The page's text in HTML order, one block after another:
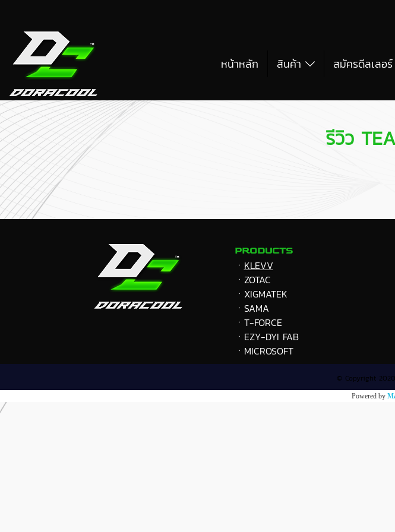
หน้าหลัก สินค้า สมัครดีลเลอร์
รีวิว
PRODUCTS
ㆍ KLEVV
ㆍZOTAC
ㆍXIGMATEK
ㆍ SAMA
ㆍT-FORCE
ㆍEZY-DYI FAB
ㆍMICROSOFT
© Copyright
Powered by